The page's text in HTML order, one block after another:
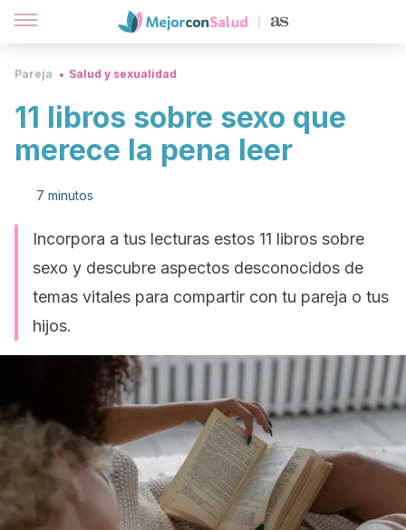
Pareja Salud y sexualidad
11 libros sobre sexo que
merece la pena leer
7 minutos
Incorpora a tus lecturas estos 11 libros sobre
sexo y descubre aspectos desconocidos de
temas vitales para compartir con tu pareja o tus
hijos.